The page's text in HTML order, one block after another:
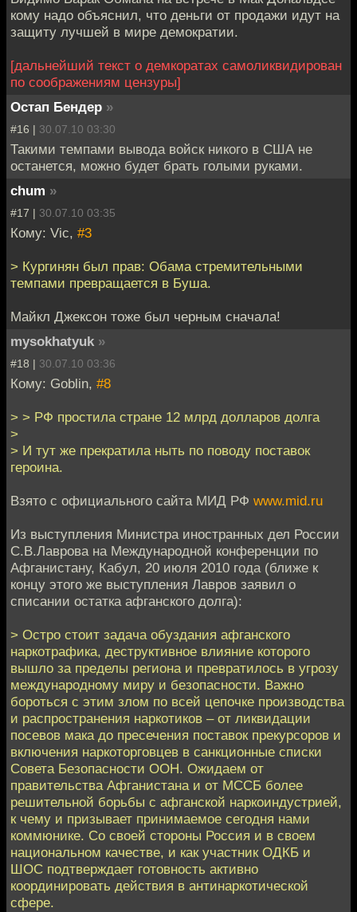
кому надо объяснил, что деньги от продажи идут на
защиту лучшей в мире демократии.
[дальнейший текст о демкоратах самоликвидирован
по соображениям цензуры]
Остап Бендер »
#16 | 30.07.10 03:30
Такими темпами вывода войск никого в США не
останется, можно будет брать голыми руками.
chum »
#17 | 30.07.10 03:35
Кому: Vic, #3
> Кургинян был прав: Обама стремительными
темпами превращается в Буша.
Майкл Джексон тоже был черным сначала!
mysokhatyuk »
#18 | 30.07.10 03:36
Кому: Goblin, #8
> > РФ простила стране 12 млрд долларов долга
>
> И тут же прекратила ныть по поводу поставок
героина.
Взято с официального сайта МИД РФ www.mid.ru
Из выступления Министра иностранных дел России
С.В.Лаврова на Международной конференции по
Афганистану, Кабул, 20 июля 2010 года (ближе к
концу этого же выступления Лавров заявил о
списании остатка афганского долга):
> Остро стоит задача обуздания афганского
наркотрафика, деструктивное влияние которого
вышло за пределы региона и превратилось в угрозу
международному миру и безопасности. Важно
бороться с этим злом по всей цепочке производства
и распространения наркотиков – от ликвидации
посевов мака до пресечения поставок прекурсоров и
включения наркоторговцев в санкционные списки
Совета Безопасности ООН. Ожидаем от
правительства Афганистана и от МССБ более
решительной борьбы с афганской наркоиндустрией,
к чему и призывает принимаемое сегодня нами
коммюнике. Со своей стороны Россия и в своем
национальном качестве, и как участник ОДКБ и
ШОС подтверждает готовность активно
координировать действия в антинаркотической
сфере.